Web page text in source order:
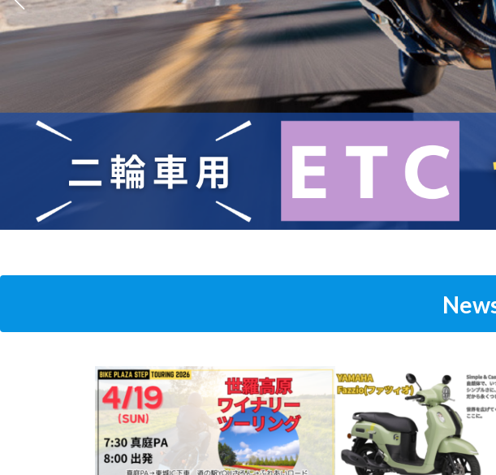
イベント情報 ＞
オプションサービス、用品などの販売をいたしており
Shop info
イベント情報 ＞
オプションサービス、用品などの販売をいたしており
Shop info